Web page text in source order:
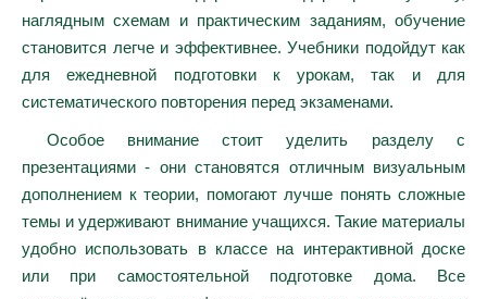
наглядным схемам и практическим заданиям, обучение
становится легче и эффективнее. Учебники подойдут как
для ежедневной подготовки к урокам, так и для
систематического повторения перед экзаменами.
Особое внимание стоит уделить разделу с
презентациями - они становятся отличным визуальным
дополнением к теории, помогают лучше понять сложные
темы и удерживают внимание учащихся. Такие материалы
удобно использовать в классе на интерактивной доске
или при самостоятельной подготовке дома. Все